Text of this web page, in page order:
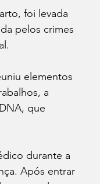
foi levada
pelos crimes
elementos
a
que
durante a
Após entrar